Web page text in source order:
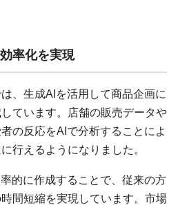
率化を実現
、生成AIを活用して商品企画に
ています。店舗の販売データや
の反応をAIで分析することによ
行えるようになりました。
的に作成することで、従来の方
間短縮を実現しています。市場